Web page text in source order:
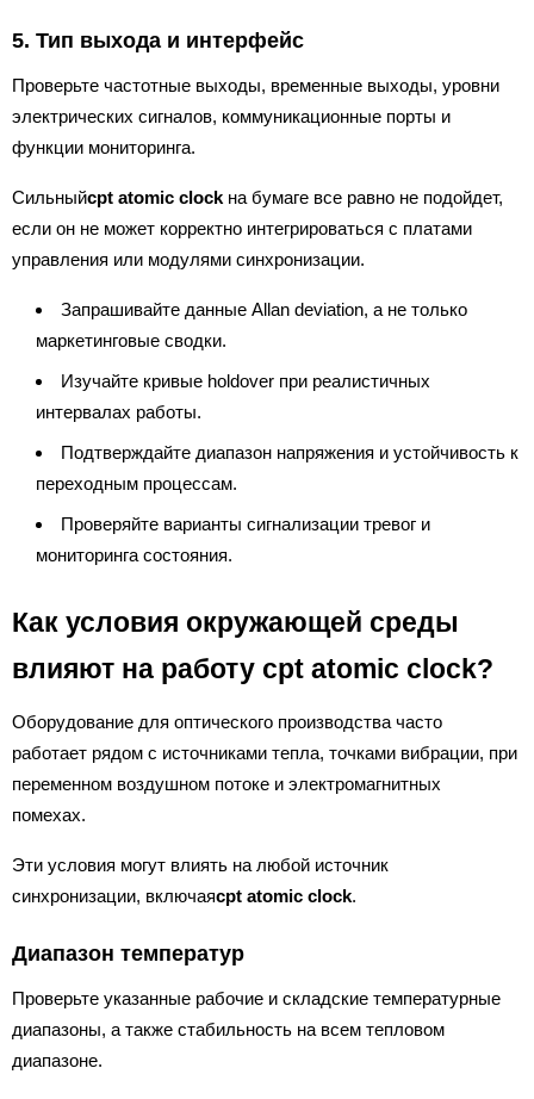
5. Тип выхода и интерфейс
Проверьте частотные выходы, временные выходы, уровни
электрических сигналов, коммуникационные порты и
функции мониторинга.
Сильныйcpt atomic clock на бумаге все равно не подойдет,
если он не может корректно интегрироваться с платами
управления или модулями синхронизации.
Запрашивайте данные Allan deviation, а не только
маркетинговые сводки.
Изучайте кривые holdover при реалистичных
интервалах работы.
Подтверждайте диапазон напряжения и устойчивость к
переходным процессам.
Проверяйте варианты сигнализации тревог и
мониторинга состояния.
Как условия окружающей среды
влияют на работу cpt atomic clock?
Оборудование для оптического производства часто
работает рядом с источниками тепла, точками вибрации, при
переменном воздушном потоке и электромагнитных
помехах.
Эти условия могут влиять на любой источник
синхронизации, включаяcpt atomic clock.
Диапазон температур
Проверьте указанные рабочие и складские температурные
диапазоны, а также стабильность на всем тепловом
диапазоне.